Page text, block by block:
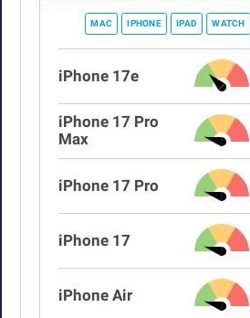
MAC IPHONE IPAD WATCH
iPhone 17e
iPhone 17 Pro
Max
iPhone 17 Pro
iPhone 17
iPhone Air